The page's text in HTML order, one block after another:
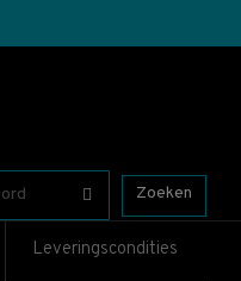
Zoeken
Leveringscondities